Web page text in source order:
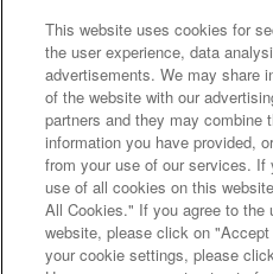
ワクチン接
This website uses cookies for
the user experience, data
advertisements. We may share
of the website with our
partners and they may combine
information you have provided,
from your use of our services.
use of all cookies on this
All Cookies." If you agree to the
website, please click on
your cookie settings, please